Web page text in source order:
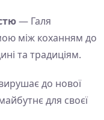
— Галя
між коханням до
та традиціям.
до нової
для своєї